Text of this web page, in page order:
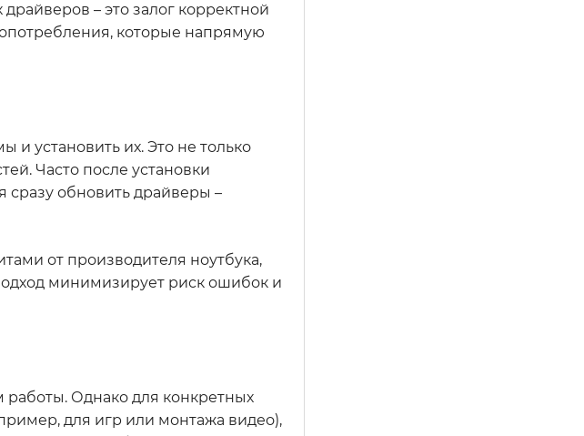
– это залог корректной
которые напрямую
установить их. Это не только
Часто после установки
обновить драйверы –
от производителя ноутбука,
минимизирует риск ошибок и
Однако для конкретных
для игр или монтажа видео),